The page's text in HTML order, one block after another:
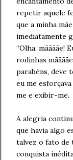
repetir aquele
que a minha
imediatamente
“Olha, mããããe!
rodinhas
parabéns, deve
eu me
me e exibir-me.
A alegria
que havia algo
talvez o fato de
conquista